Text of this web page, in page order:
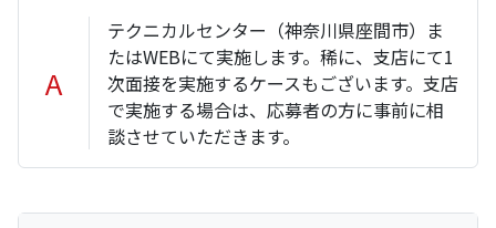
A
テクニカルセンター（神奈川県座間市）ま
たはWEBにて実施します。稀に、支店にて1
次面接を実施するケースもございます。支店
で実施する場合は、応募者の方に事前に相
談させていただきます。